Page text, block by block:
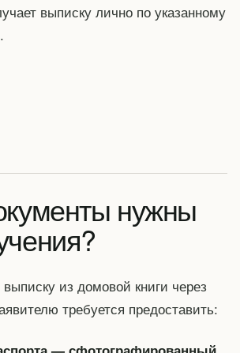
выписку лично по указанному
нужны
из домовой книги через
требуется предоставить: